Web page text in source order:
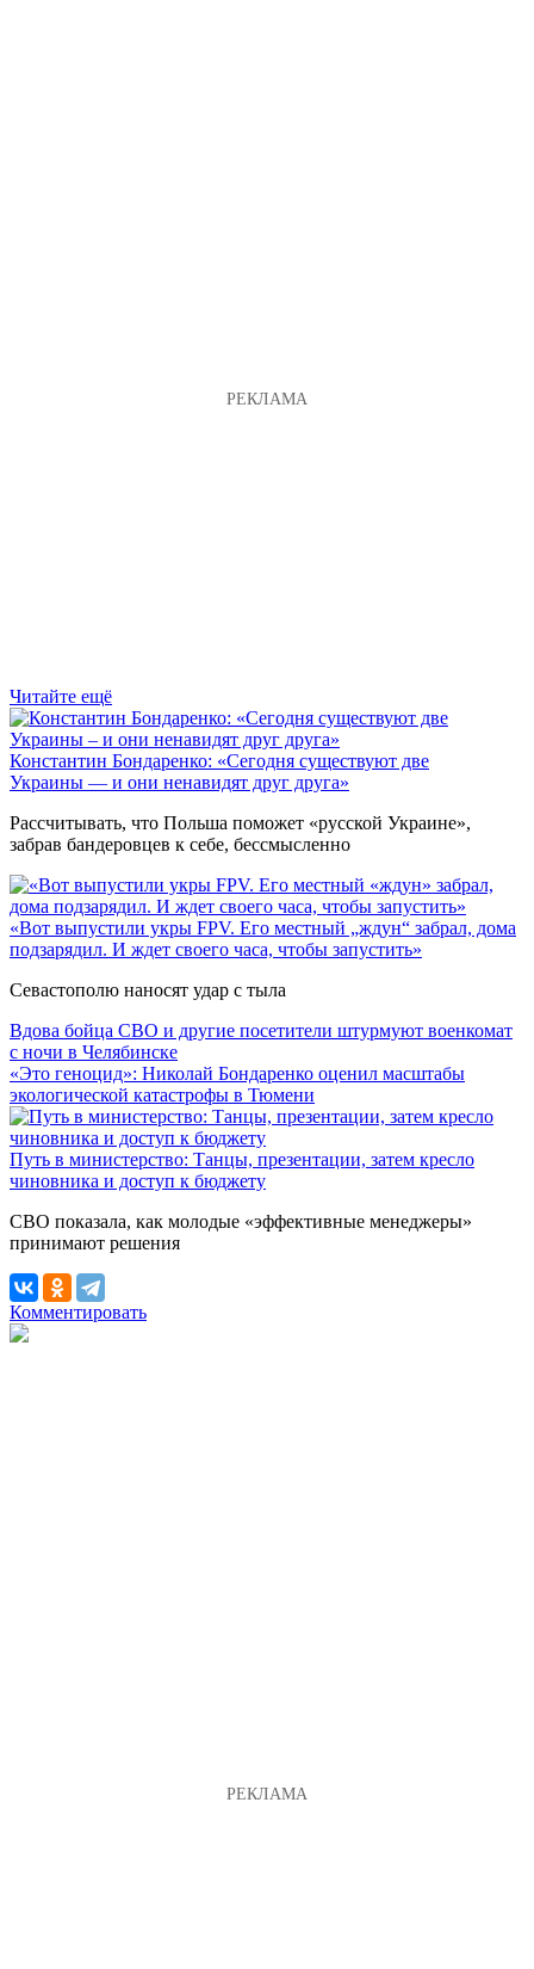
Читайте ещё
Константин Бондаренко: «Сегодня существуют две
Украины — и они ненавидят друг друга»
Рассчитывать, что Польша поможет «русской Украине»,
забрав бандеровцев к себе, бессмысленно
«Вот выпустили укры FPV. Его местный „ждун“ забрал, дома
подзарядил. И ждет своего часа, чтобы запустить»
Севастополю наносят удар с тыла
Вдова бойца СВО и другие посетители штурмуют военкомат
с ночи в Челябинске
«Это геноцид»: Николай Бондаренко оценил масштабы
экологической катастрофы в Тюмени
Путь в министерство: Танцы, презентации, затем кресло
чиновника и доступ к бюджету
СВО показала, как молодые «эффективные менеджеры»
принимают решения
Комментировать